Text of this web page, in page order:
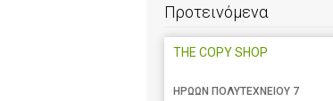
Προτεινόμενα
THE COPY SHOP
ΗΡΩΩΝ ΠΟΛΥΤΕΧΝΕΙΟΥ 7